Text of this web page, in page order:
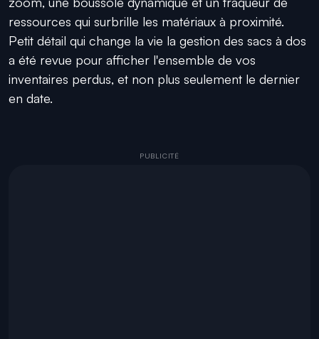
ressources qui surbrille les matériaux à proximité.
Petit détail qui change la vie la gestion des sacs à dos
a été revue pour afficher l'ensemble de vos
inventaires perdus, et non plus seulement le dernier
en date.